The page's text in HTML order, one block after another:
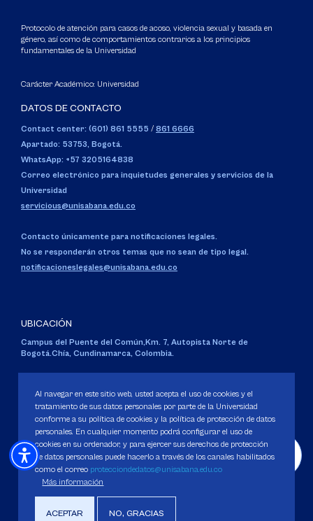
Protocolo de atención para casos de acoso, violencia sexual y basada en
género, así como de comportamientos contrarios a los principios
fundamentales de la Universidad
Carácter Académico: Universidad
DATOS DE CONTACTO
Contact center: (601) 861 5555 / 861 6666
Apartado: 53753, Bogotá.
WhatsApp: +57 3205164838
Correo electrónico para inquietudes generales y servicios de la
Universidad
servicious@unisabana.edu.co
Contacto únicamente para notificaciones legales.
No se responderán otros temas que no sean de tipo legal.
notificacioneslegales@unisabana.edu.co
UBICACIÓN
Campus del Puente del Común,Km. 7, Autopista Norte de
Bogotá.Chía, Cundinamarca, Colombia.
Personería Jurídica:Resolución 130 del 14 de enero de 1980.
Ministerio de Educación Nacional.
Política de Protección de datos
Derechos Pecuniarios
Al navegar en este sitio web, usted acepta el uso de cookies y el
tratamiento de sus datos personales por parte de la Universidad
conforme a su política de cookies y la política de protección de datos
personales. En cualquier momento podrá configurar el uso de
cookies en su ordenador, y para ejercer sus derechos de protección
de datos personales puede hacerlo a través de los canales habilitados
como el correo protecciondedatos@unisabana.edu.co
Más información
ACEPTAR NO, GRACIAS